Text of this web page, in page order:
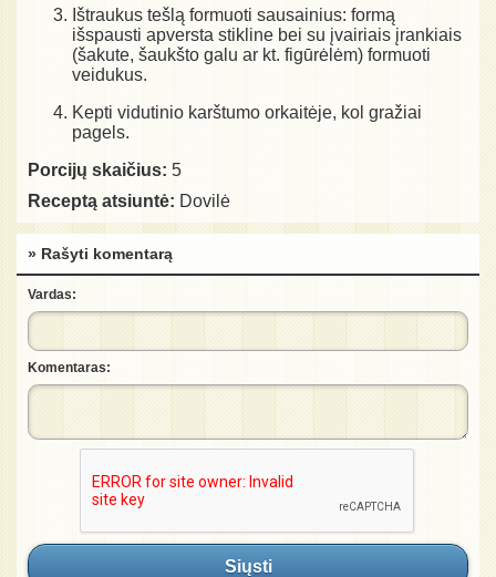
Ištraukus tešlą formuoti sausainius: formą
išspausti apversta stikline bei su įvairiais įrankiais
(šakute, šaukšto galu ar kt. figūrėlėm) formuoti
veidukus.
Kepti vidutinio karštumo orkaitėje, kol gražiai
pagels.
Porcijų skaičius: 5
Receptą atsiuntė: Dovilė
» Rašyti komentarą
Vardas:
Komentaras:
Siųsti